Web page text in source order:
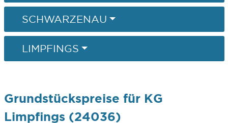
SCHWARZENAU
LIMPFINGS
Grundstückspreise für KG
Limpfings (24036)